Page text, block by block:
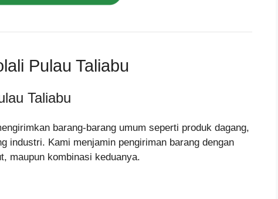
Pulau Taliabu
Taliabu
barang-barang umum seperti produk dagang,
industri. Kami menjamin pengiriman barang dengan
maupun kombinasi keduanya.